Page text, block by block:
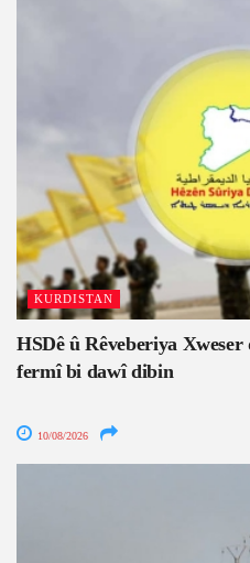
KURDISTAN
HSDê û Rêveberiya
fermî bi dawî dibin
10/08/2026